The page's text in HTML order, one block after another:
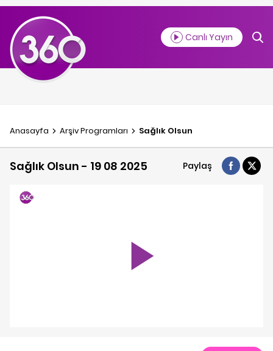
Canlı Yayın
Anasayfa Arşiv Programları Sağlık Olsun
Sağlık Olsun - 19 08 2025 Paylaş
Play